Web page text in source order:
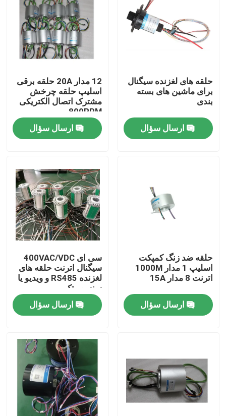
خانه
محصولات
حلقه لغزش رسانا
حلقه لغزش با سرعت بالا
حلقه های لغزش سیگنال
حلقه های لغزنده سیگنال
برای ماشین های بسته
بندی
ارسال سؤال
12 مدار 20A حلقه برقی
اسلیپ حلقه چرخش
مشترک اتصال الکتریکی
800RPM
ارسال سؤال
حلقه ضد زنگ کمپکت
اسلیپ 1 مدار 1000M
اترنت 8 مدار 15A
ارسال سؤال
سی ای 400VAC/VDC
سیگنال اترنت حلقه های
لغزنده RS485 و ویدیو یا
سنسور تک
ارسال سؤال